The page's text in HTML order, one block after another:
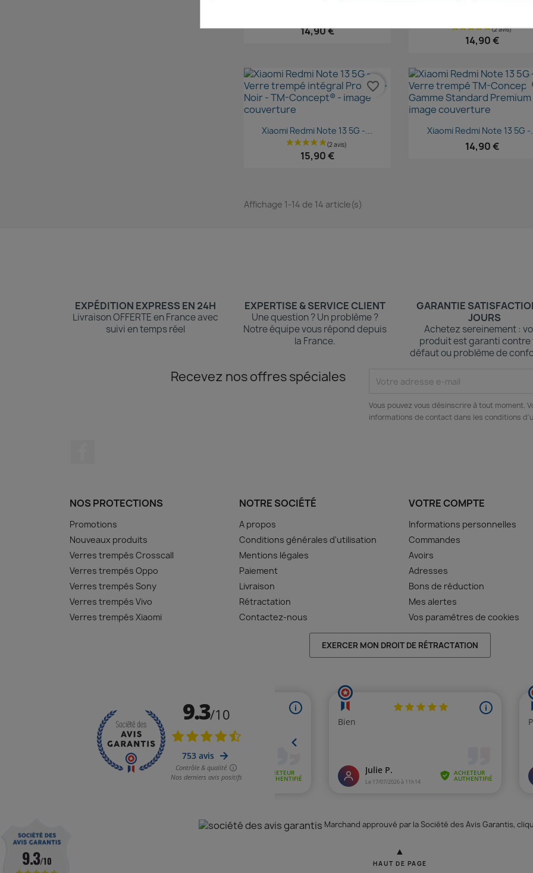
14,90 €
14,90 €
Aperçu rapide
Xiaomi Redmi Note 13 5G -...
15,90 €
favorite_border
Aperçu rapide
Xiaomi Redmi Note 13 5G -
14,90 €
Affichage 1-14 de 14 article(s)
EXPÉDITION EXPRESS EN 24H
Livraison OFFERTE en France avec
suivi en temps réel
EXPERTISE & SERVICE CLIENT
Une question ? Un problème ?
Notre équipe vous répond depuis
la France.
GARANTIE
JOURS
Achetez sereinement :
produit est garanti contre
défaut ou problème de
Recevez nos offres spéciales
Vous pouvez vous désinscrire à tout moment.
informations de contact dans les conditions
NOS PROTECTIONS
Promotions
Nouveaux produits
Verres trempés Crosscall
Verres trempés Oppo
Verres trempés Sony
Verres trempés Vivo
Verres trempés Xiaomi
NOTRE SOCIÉTÉ
A propos
Conditions générales d'utilisation
Mentions légales
Paiement
Livraison
Rétractation
Contactez-nous
VOTRE COMPTE
Informations personnelles
Commandes
Avoirs
Adresses
Bons de réduction
Mes alertes
Vos paramètres de cookies
EXERCER MON DROIT DE RÉTRACTATION
Marchand approuvé par la Société des Avis Garantis,
▲
HAUT DE PAGE
9.3/10